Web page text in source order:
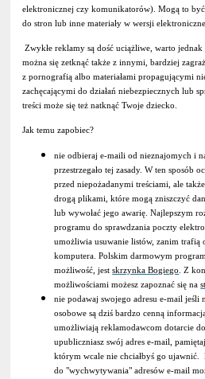
elektronicznej czy komunikatorów). Mogą to
do stron lub inne materiały w wersji
Zwykłe reklamy są dość uciążliwe, warto jednak
można się zetknąć także z innymi, bardziej
z pornografią albo materiałami propagującymi
zachęcającymi do działań niebezpiecznych lub
treści może się też natknąć Twoje dziecko.
Jak temu zapobiec?
nie odbieraj e-maili od nieznajomych i
przestrzegało tej zasady. W ten sposób
przed niepożadanymi treściami, ale
drogą plikami, które mogą zniszczyć
lub wywołać jego awarię. Najlepszym
programu do sprawdzania poczty
umożliwia usuwanie listów, zanim trafią
komputera. Polskim darmowym
możliwość, jestskrzynka Bogiego
. Z
możliwościami możesz zapoznać się na
nie podawaj swojego adresu e-mail jeśli
osobowe są dziś bardzo cenną
umożliwiają reklamodawcom dotarcie
upubliczniasz swój adres e-mail,
którym wcale nie chciałbyś go ujawnić.
do "wychwytywania" adresów e-mail